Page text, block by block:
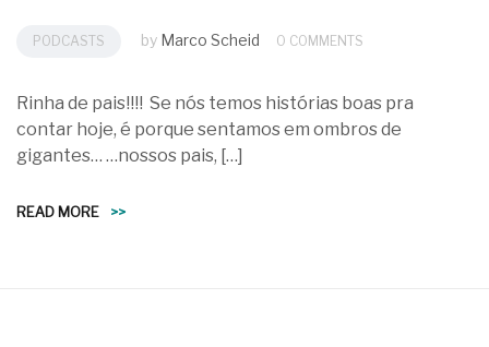
PODCASTS by Marco Scheid 0 COMMENTS
Rinha de pais!!!! Se nós temos histórias boas pra
contar hoje, é porque sentamos em ombros de
gigantes… …nossos pais, […]
READ MORE >>